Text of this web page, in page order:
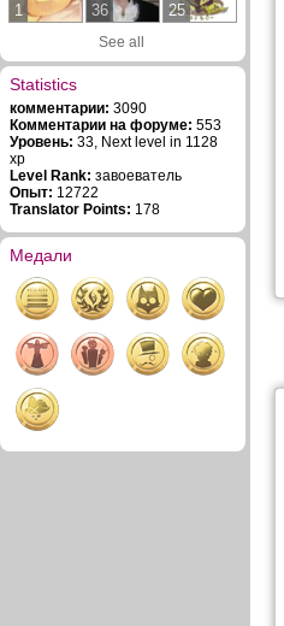
1 36 25
See all
Statistics
комментарии: 3090
Комментарии на форуме: 553
Уровень: 33, Next level in 1128
xp
Level Rank: завоеватель
Опыт: 12722
Translator Points: 178
Медали